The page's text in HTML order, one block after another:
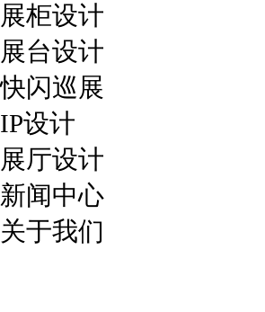
展柜设计
展台设计
快闪巡展
IP设计
展厅设计
新闻中心
关于我们